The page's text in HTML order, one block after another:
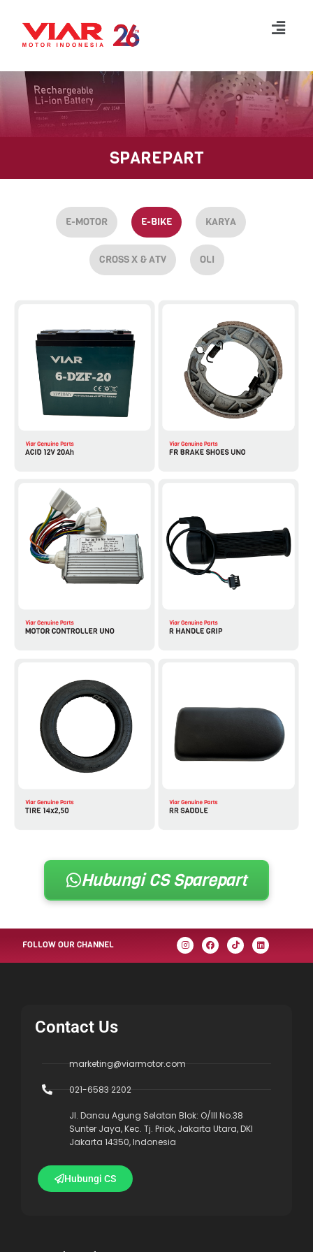
Lompat
konten
SPAREPART
E-MOTOR E-BIKE KARYA
CROSS X & ATV OLI
Hubungi CS Sparepart
FOLLOW OUR CHANNEL
Contact Us
marketing@viarmotor.com
021-6583 2202
Jl. Danau Agung Selatan Blok: O/III No.38
Sunter Jaya, Kec. Tj. Priok, Jakarta Utara, DKI
Jakarta 14350, Indonesia
Hubungi CS